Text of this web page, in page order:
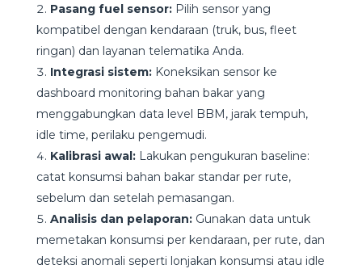
Pasang fuel sensor: Pilih sensor yang
kompatibel dengan kendaraan (truk, bus, fleet
ringan) dan layanan telematika Anda.
Integrasi sistem: Koneksikan sensor ke
dashboard monitoring bahan bakar yang
menggabungkan data level BBM, jarak tempuh,
idle time, perilaku pengemudi.
Kalibrasi awal:Lakukan pengukuran baseline:
catat konsumsi bahan bakar standar per rute,
sebelum dan setelah pemasangan.
Analisis dan pelaporan: Gunakan data untuk
memetakan konsumsi per kendaraan, per rute, dan
deteksi anomali seperti lonjakan konsumsi atau idle